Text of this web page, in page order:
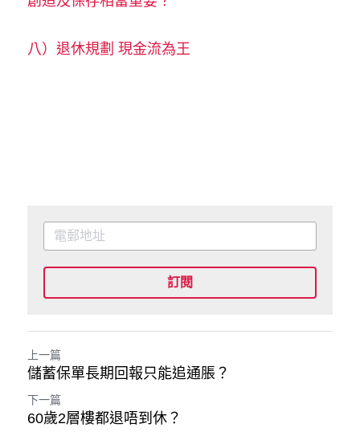
八） 退休規劃 現金流為王
訂閱
上一篇
儲蓄保單長期回報只能追通脹？
下一篇
60歲2層樓都退唔到休？